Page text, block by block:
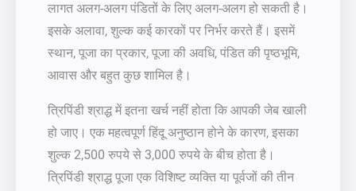
लागत अलग-अलग पंडितों के लिए अलग-अलग हो सकती है।
इसके अलावा, शुल्क कई कारकों पर निर्भर करते हैं। इसमें
स्थान, पूजा का प्रकार, पूजा की अवधि, पंडित की पृष्ठभूमि,
आवास और बहुत कुछ शामिल है।
त्रिपिंडी श्राद्ध में इतना खर्च नहीं होता कि आपकी जेब खाली
हो जाए। एक महत्वपूर्ण हिंदू अनुष्ठान होने के कारण, इसका
शुल्क 2,500 रुपये से 3,000 रुपये के बीच होता है।
त्रिपिंडी श्राद्ध पूजा एक विशिष्ट व्यक्ति या पूर्वजों की तीन